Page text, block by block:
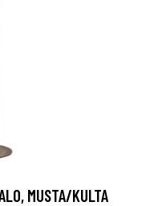
MUSTA/KULTA